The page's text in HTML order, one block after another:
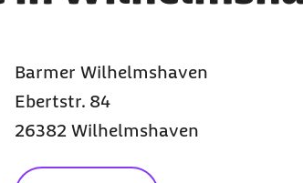
Barmer Wilhelmshaven
Ebertstr. 84
26382 Wilhelmshaven